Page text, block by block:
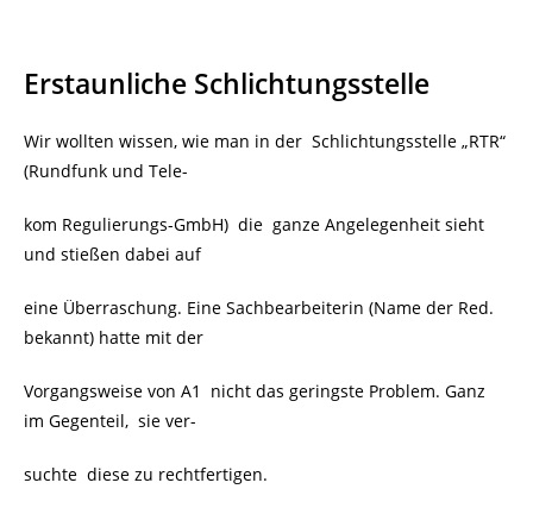
Erstaunliche Schlichtungsstelle
Wir wollten wissen, wie man in der Schlichtungsstelle „RTR“
(Rundfunk und Tele-
kom Regulierungs-GmbH) die ganze Angelegenheit sieht
und stießen dabei auf
eine Überraschung. Eine Sachbearbeiterin (Name der Red.
bekannt) hatte mit der
Vorgangsweise von A1 nicht das geringste Problem. Ganz
im Gegenteil, sie ver-
suchte diese zu rechtfertigen.